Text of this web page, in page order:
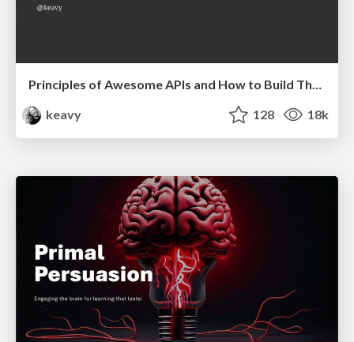
Principles of Awesome APIs and How to Build Them.
keavy
128 18k